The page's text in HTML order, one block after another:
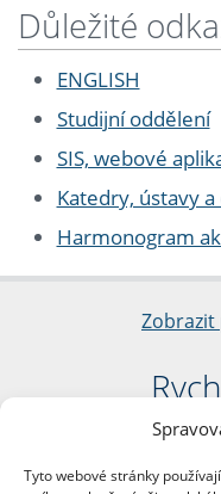
Tyto webové stránky
Důležité
ENGLISH
Studijní oddělení
SIS, webové
Katedry, ústavy
Harmonogram
Zobrazit
nám.